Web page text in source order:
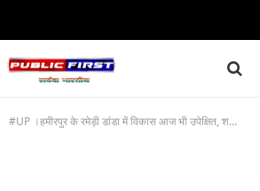
#UP ।हमीरपुर के रमेड़ी डांडा में विकास आज भी उपेक्षित, शहरी सीमा में आने के बाद भी दलदल से गुजर रहे ग्रामीण